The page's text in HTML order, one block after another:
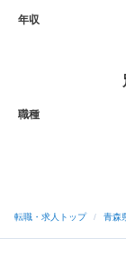
年収
職種
転職・求人トップ / 青森